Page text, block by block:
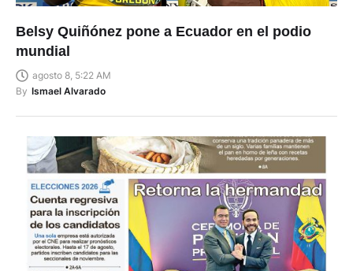
Belsy Quiñónez pone a Ecuador en el podio
mundial
agosto 8, 5:22 AM
By Ismael Alvarado